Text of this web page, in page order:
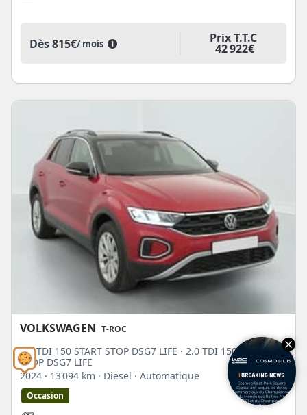
Dès815€/ mois i Prix T.T.C
42 922€
VOLKSWAGEN T-ROC
2.0 TDI 150 START STOP DSG7 LIFE · 2.0 TDI 150 START
STOP DSG7 LIFE
2024 · 13 094 km · Diesel · Automatique
Occasion